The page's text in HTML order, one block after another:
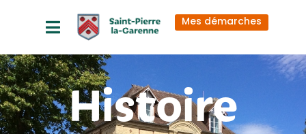
Mes démarches
Histoire